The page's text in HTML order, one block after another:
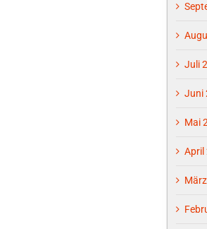
Juli
Juni
Mai
April